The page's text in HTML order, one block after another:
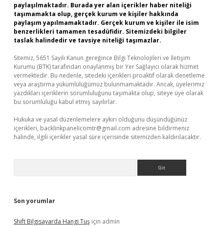
paylaşılmaktadır. Burada yer alan içerikler haber niteliği
taşımamakta olup, gerçek kurum ve kişiler hakkında
paylaşım yapılmamaktadır. Gerçek kurum ve kişiler ile isim
benzerlikleri tamamen tesadüfidir. Sitemizdeki bilgiler
taslak halindedir ve tavsiye niteliği taşımazlar.
Sitemiz, 5651 Sayılı Kanun gereğince Bilgi Teknolojileri ve İletişim
Kurumu (BTK) tarafından onaylanmış bir Yer Sağlayıcı olarak hizmet
vermektedir. Bu nedenle, sitedeki içerikleri proaktif olarak denetleme
veya araştırma yükümlülüğümüz bulunmamaktadır. Ancak, üyelerimiz
yazdıkları içeriklerin sorumluluğunu taşımakta olup, siteye üye olarak
bu sorumluluğu kabul etmiş sayılırlar.
Hukuka ve yasal düzenlemelere aykırı olduğunu düşündüğünüz
içerikleri, backlinkpanelicomtr@gmail.com adresine bildirmeniz
halinde, ilgili içerikler yasal süre içerisinde sitemizden kaldırılacaktır.
Son yorumlar
Shift Bilgisayarda Hangi Tuş için admin